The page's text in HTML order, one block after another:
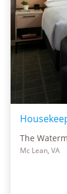
The
Mc Lean, VA